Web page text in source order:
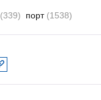
(339) порт (1538)